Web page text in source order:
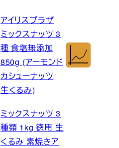
アイリスプラザ
ミックスナッツ 3
種 食塩無添加
850g (アーモンド
カシューナッツ
生くるみ)
ミックスナッツ 3
種類 1kg 徳用 生
くるみ 素焼きア